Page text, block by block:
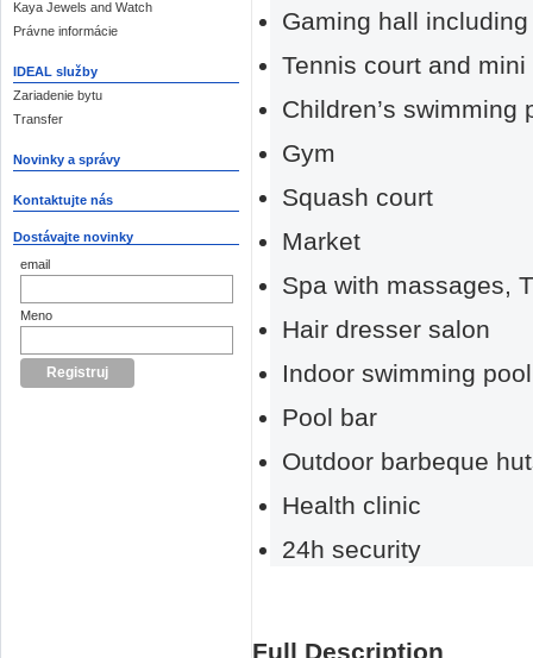
Kaya Jewels and Watch
Právne informácie
IDEAL služby
Zariadenie bytu
Transfer
Novinky a správy
Kontaktujte nás
Dostávajte novinky
email
Meno
Gaming hall
Tennis court and
Children’s swimming
Gym
Squash court
Market
Spa with massages,
Hair dresser salon
Indoor swimming
Pool bar
Outdoor barbeque
Health clinic
24h security
Full Description